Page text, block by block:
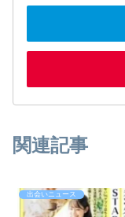
関連記事
出会いニュース